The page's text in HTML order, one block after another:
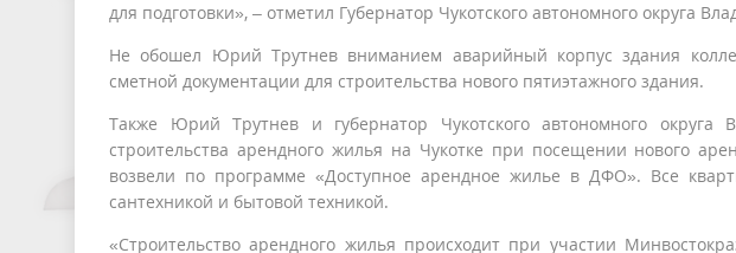
для подготовки», – отметил Губернатор Чукотского автономного округа
Не обошел Юрий Трутнев вниманием аварийный корпус здания
сметной документации для строительства нового пятиэтажного здания.
Также Юрий Трутнев и губернатор Чукотского автономного округа
строительства арендного жилья на Чукотке при посещении нового
возвели по программе «Доступное арендное жилье в ДФО». Все
сантехникой и бытовой техникой.
«Строительство арендного жилья происходит при участии